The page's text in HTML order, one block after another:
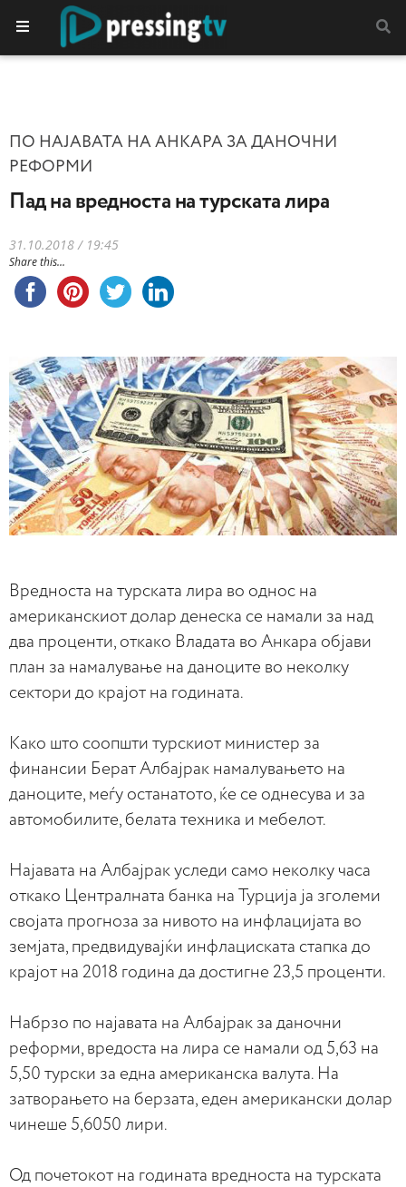
ПО НАЈАВАТА НА АНКАРА ЗА ДАНОЧНИ
РЕФОРМИ
Пад на вредноста на турската лира
31.10.2018 / 19:45
Share this...
Вредноста на турската лира во однос на
американскиот долар денеска се намали за над
два проценти, откако Владата во Анкара објави
план за намалување на даноците во неколку
сектори до крајот на годината.
Како што соопшти турскиот министер за
финансии Берат Албајрак намалувањето на
даноците, меѓу останатото, ќе се однесува и за
автомобилите, белата техника и мебелот.
Најавата на Албајрак уследи само неколку часа
откако Централната банка на Турција ја зголеми
својата прогноза за нивото на инфлацијата во
земјата, предвидувајќи инфлациската стапка до
крајот на 2018 година да достигне 23,5 проценти.
Набрзо по најавата на Албајрак за даночни
реформи, вредоста на лира се намали од 5,63 на
5,50 турски за една американска валута. На
затворањето на берзата, еден американски долар
чинеше 5,6050 лири.
Од почетокот на годината вредноста на турската